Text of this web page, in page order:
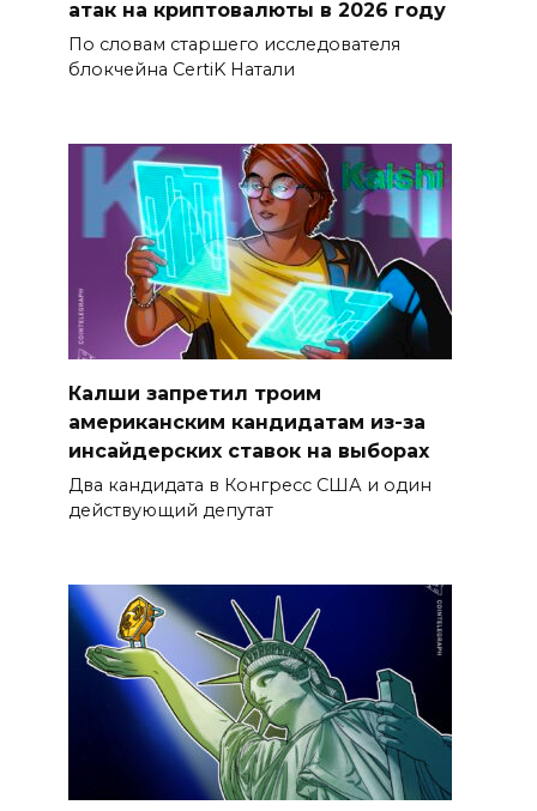
атак на криптовалюты в 2026 году
По словам старшего исследователя
блокчейна CertiK Натали
Калши запретил троим
американским кандидатам из-за
инсайдерских ставок на выборах
Два кандидата в Конгресс США и один
действующий депутат